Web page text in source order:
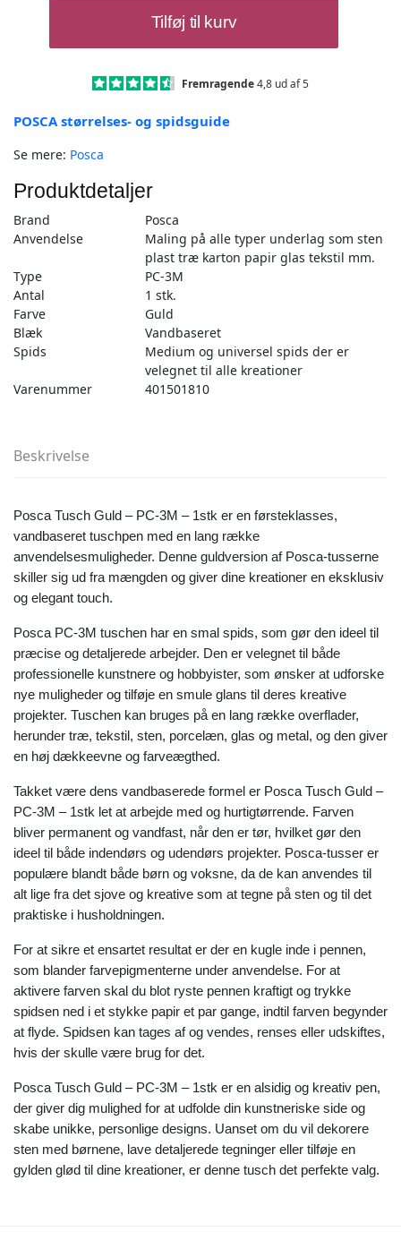
-
antal
Tilføj til kurv
Fremragende4,8 ud af 5
POSCA størrelses- og spidsguide
Se mere: Posca
Produktdetaljer
Brand
Posca
Anvendelse
Maling på alle typer underlag som sten
plast træ karton papir glas tekstil mm.
Type
PC-3M
Antal
1 stk.
Farve
Guld
Blæk
Vandbaseret
Spids
Medium og universel spids der er
velegnet til alle kreationer
Varenummer
401501810
Beskrivelse
Posca Tusch Guld – PC-3M – 1stk er en førsteklasses,
vandbaseret tuschpen med en lang række
anvendelsesmuligheder. Denne guldversion af Posca-tusserne
skiller sig ud fra mængden og giver dine kreationer en eksklusiv
og elegant touch.
Posca PC-3M tuschen har en smal spids, som gør den ideel til
præcise og detaljerede arbejder. Den er velegnet til både
professionelle kunstnere og hobbyister, som ønsker at udforske
nye muligheder og tilføje en smule glans til deres kreative
projekter. Tuschen kan bruges på en lang række overflader,
herunder træ, tekstil, sten, porcelæn, glas og metal, og den giver
en høj dækkeevne og farveægthed.
Takket være dens vandbaserede formel er Posca Tusch Guld –
PC-3M – 1stk let at arbejde med og hurtigtørrende. Farven
bliver permanent og vandfast, når den er tør, hvilket gør den
ideel til både indendørs og udendørs projekter. Posca-tusser er
populære blandt både børn og voksne, da de kan anvendes til
alt lige fra det sjove og kreative som at tegne på sten og til det
praktiske i husholdningen.
For at sikre et ensartet resultat er der en kugle inde i pennen,
som blander farvepigmenterne under anvendelse. For at
aktivere farven skal du blot ryste pennen kraftigt og trykke
spidsen ned i et stykke papir et par gange, indtil farven begynder
at flyde. Spidsen kan tages af og vendes, renses eller udskiftes,
hvis der skulle være brug for det.
Posca Tusch Guld – PC-3M – 1stk er en alsidig og kreativ pen,
der giver dig mulighed for at udfolde din kunstneriske side og
skabe unikke, personlige designs. Uanset om du vil dekorere
sten med børnene, lave detaljerede tegninger eller tilføje en
gylden glød til dine kreationer, er denne tusch det perfekte valg.